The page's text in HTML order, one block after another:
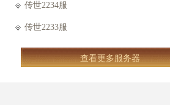
传世2234服
传世2233服
查看更多服务器